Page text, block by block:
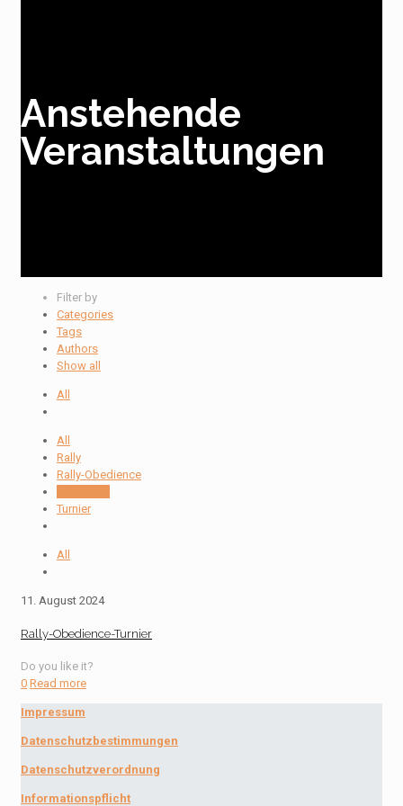
Anstehende
Veranstaltungen
Filter by
Categories
Tags
Authors
Show all
All
All
Rally
Rally-Obedience
Turnier
All
11. August 2024
Rally-Obedience-Turnier
Do you like it?
0 Read more
Impressum
Datenschutzbestimmungen
Datenschutzverordnung
Informationspflicht